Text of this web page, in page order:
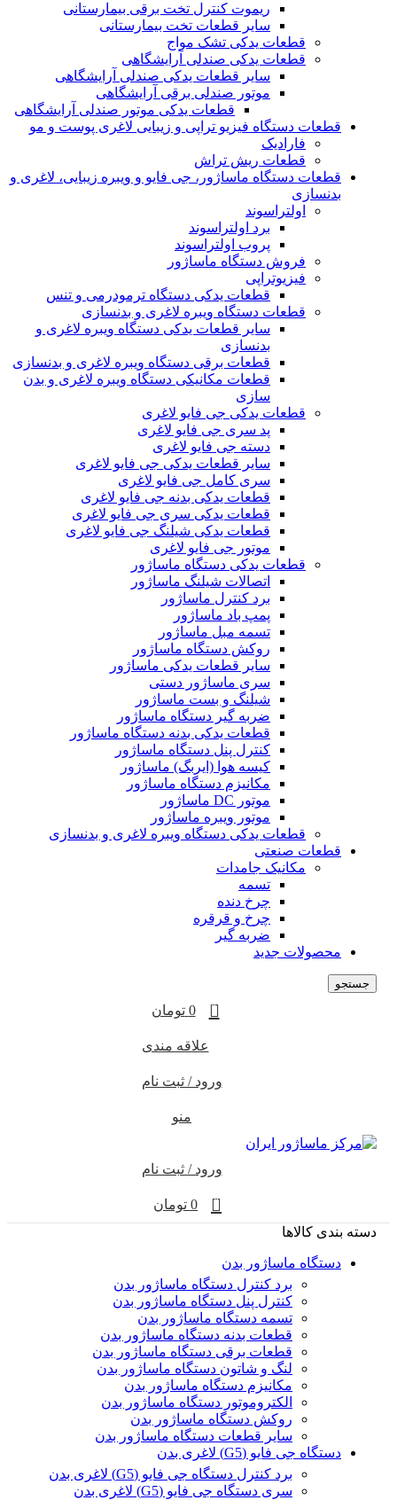
ریموت کنترل تخت برقی بیمارستانی
سایر قطعات تخت بیمارستانی
قطعات یدکی تشک مواج
قطعات یدکی صندلی آرایشگاهی
سایر قطعات یدکی صندلی آرایشگاهی
موتور صندلی برقی آرایشگاهی
قطعات یدکی موتور صندلی آرایشگاهی
قطعات دستگاه فیزیو تراپی و زیبایی لاغری پوست و مو
فارادیک
قطعات ریش تراش
قطعات دستگاه ماساژور، جی فایو و ویبره زیبایی، لاغری و
بدنسازی
اولتراسوند
برد اولتراسوند
پروب اولتراسوند
فروش دستگاه ماساژور
فیزیوتراپی
قطعات یدکی دستگاه ترمودرمی و تنس
قطعات دستگاه ویبره لاغری و بدنسازی
سایر قطعات یدکی دستگاه ویبره لاغری و
بدنسازی
قطعات برقی دستگاه ویبره لاغری و بدنسازی
قطعات مکانیکی دستگاه ویبره لاغری و بدن
سازی
قطعات یدکی جی فایو لاغری
پد سری جی فایو لاغری
دسته جی فایو لاغری
سایر قطعات یدکی جی فایو لاغری
سری کامل جی فایو لاغری
قطعات یدکی بدنه جی فایو لاغری
قطعات یدکی سری جی فایو لاغری
قطعات یدکی شیلنگ جی فایو لاغری
موتور جی فایو لاغری
قطعات یدکی دستگاه ماساژور
اتصالات شیلنگ ماساژور
برد کنترل ماساژور
پمپ باد ماساژور
تسمه مبل ماساژور
روکش دستگاه ماساژور
سایر قطعات یدکی ماساژور
سری ماساژور دستی
شیلنگ و بست ماساژور
ضربه گیر دستگاه ماساژور
قطعات یدکی بدنه دستگاه ماساژور
کنترل پنل دستگاه ماساژور
کیسه هوا (ایربگ) ماساژور
مکانیزم دستگاه ماساژور
موتور DC ماساژور
موتور ویبره ماساژور
قطعات یدکی دستگاه ویبره لاغری و بدنسازی
قطعات صنعتی
مکانیک جامدات
تسمه
چرخ دنده
چرخ و قرقره
ضربه گیر
محصولات جدید
جستجو
0
0 تومان
علاقه مندی
ورود / ثبت نام
منو
ورود / ثبت نام
0
0 تومان
دسته بندی کالاها
دستگاه ماساژور بدن
برد کنترل دستگاه ماساژور بدن
کنترل پنل دستگاه ماساژور بدن
تسمه دستگاه ماساژور بدن
قطعات بدنه دستگاه ماساژور بدن
قطعات برقی دستگاه ماساژور بدن
لنگ و شاتون دستگاه ماساژور بدن
مکانیزم دستگاه ماساژور بدن
الکتروموتور دستگاه ماساژور بدن
روکش دستگاه ماساژور بدن
سایر قطعات دستگاه ماساژور بدن
دستگاه جی فایو (G5) لاغری بدن
برد کنترل دستگاه جی فایو (G5) لاغری بدن
سری دستگاه جی فایو (G5) لاغری بدن